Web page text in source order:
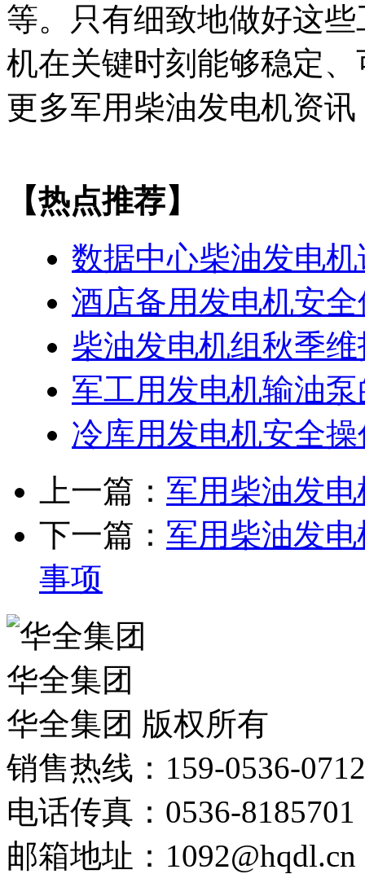
等。只有细致地做好这
机在关键时刻能够稳定
更多军用柴油发电机资讯
【热点推荐】
数据中心柴油发电
酒店备用发电机安
柴油发电机组秋季
军工用发电机输油
冷库用发电机安全
上一篇： 军用柴油发
下一篇： 军用柴油发
事项
华全集团
华全集团 版权所有
销售热线：159-0536-0712
电话传真：0536-8185701
邮箱地址：1092@hqdl.cn